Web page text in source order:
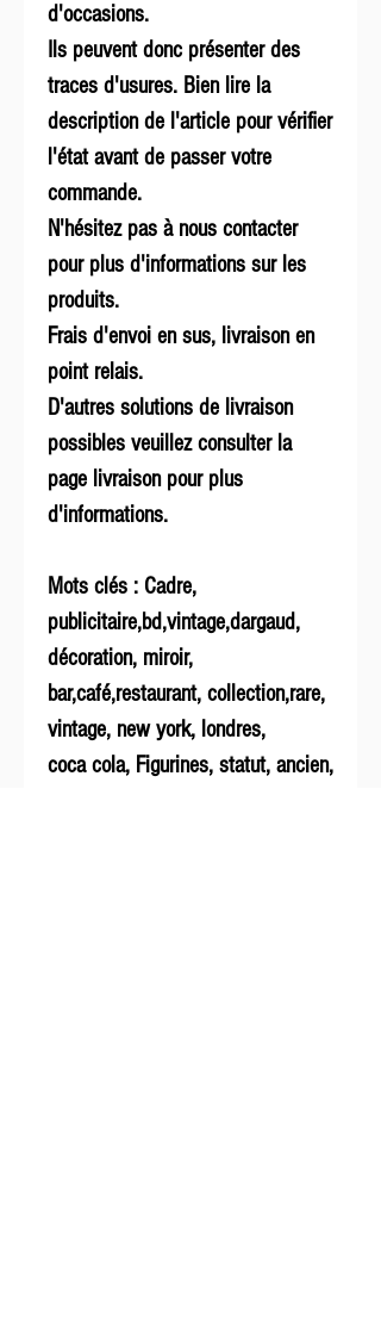
d'occasions.
Ils peuvent donc présenter des
traces d'usures. Bien lire la
description de l'article pour vérifier
l'état avant de passer votre
commande.
N'hésitez pas à nous contacter
pour plus d'informations sur les
produits.
Frais d'envoi en sus, livraison en
point relais.
D'autres solutions de livraison
possibles veuillez consulter la
page livraison pour plus
d'informations.
Mots clés : Cadre,
publicitaire,bd,vintage,dargaud,
décoration, miroir,
bar,café,restaurant, collection,rare,
vintage, new york, londres,
coca cola, Figurines, statut, ancien,